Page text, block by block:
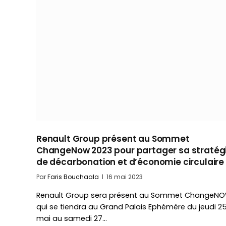
Renault Group présent au Sommet
ChangeNow 2023 pour partager sa
de décarbonation et d’économie circulaire
ParFaris Bouchaala 16 mai 2023
Renault Group sera présent au Sommet
qui se tiendra au Grand Palais Ephémère du jeudi 25
mai au samedi 27…